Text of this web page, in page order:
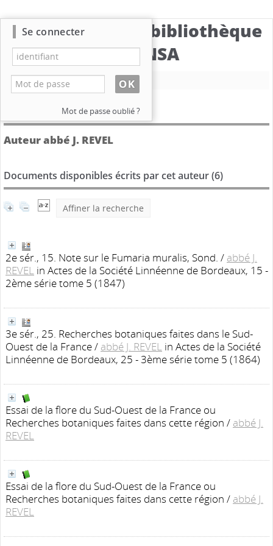
Catalogue de la bibliothèque
du CBNSA
Nouvelle recherche
Détail de l'auteur
Auteur abbé J. REVEL
Documents disponibles écrits par cet auteur (6)
Affiner la recherche
2e sér., 15. Note sur le Fumaria muralis, Sond. / abbé J.
REVEL in Actes de la Société Linnéenne de Bordeaux, 15 -
2ème série tome 5 (1847)
3e sér., 25. Recherches botaniques faites dans le Sud-
Ouest de la France/ abbé J. REVEL in Actes de la Société
Linnéenne de Bordeaux, 25 - 3ème série tome 5 (1864)
Essai de la flore du Sud-Ouest de la France ou
Recherches botaniques faites dans cette région / abbé J.
REVEL
Essai de la flore du Sud-Ouest de la France ou
Recherches botaniques faites dans cette région / abbé J.
REVEL
Se connecter
Mot de passe oublié ?